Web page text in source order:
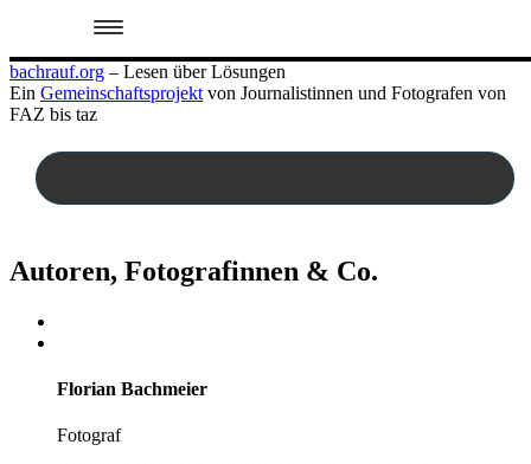
Zum
Inhalt
springen
bachrauf.org – Lesen über Lösungen
Ein Gemeinschaftsprojekt von Journalistinnen und Fotografen von
FAZ bis taz
Autoren, Fotografinnen & Co.
Florian Bachmeier
Fotograf